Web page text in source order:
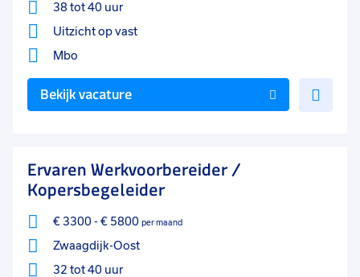
38 tot 40 uur
Uitzicht op vast
Mbo
Bekijk vacature
Ervaren Werkvoorbereider /
Kopersbegeleider
€ 3300- € 5800 per maand
Zwaagdijk-Oost
32 tot 40 uur